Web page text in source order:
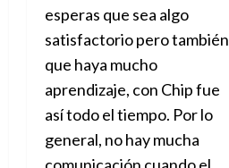
esperas que sea algo
satisfactorio pero también
que haya mucho
aprendizaje, con Chip fue
así todo el tiempo. Por lo
general, no hay mucha
comunicación cuando el